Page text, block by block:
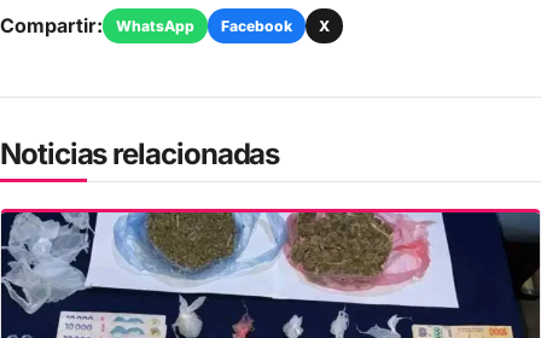
Compartir: WhatsApp Facebook X
Noticias relacionadas